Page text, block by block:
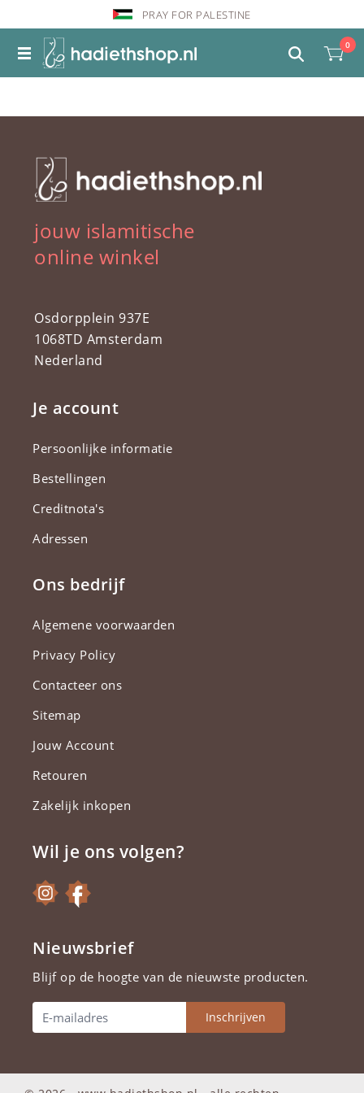
PRAY FOR PALESTINE
0
jouw islamitische
online winkel
Osdorpplein 937E
1068TD Amsterdam
Nederland
Je account
Persoonlijke informatie
Bestellingen
Creditnota's
Adressen
Ons bedrijf
Algemene voorwaarden
Privacy Policy
Contacteer ons
Sitemap
Jouw Account
Retouren
Zakelijk inkopen
Wil je ons volgen?
Nieuwsbrief
Blijf op de hoogte van de nieuwste producten.
Inschrijven